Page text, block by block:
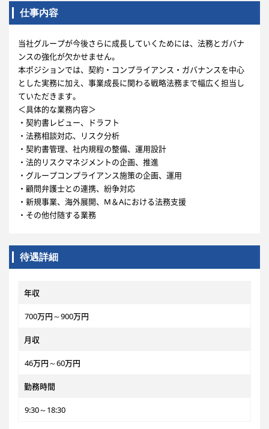
仕事内容
当社グループが今後さらに成長していくためには、法務とガバナ
ンスの強化が欠かせません。
本ポジションでは、契約・コンプライアンス・ガバナンスを中心
とした実務に加え、事業成長に関わる戦略法務まで幅広く担当し
ていただきます。
＜具体的な業務内容＞
・契約書レビュー、ドラフト
・法務相談対応、リスク分析
・契約書管理、社内規程の整備、運用設計
・法的リスクマネジメントの企画、推進
・グループコンプライアンス施策の企画、運用
・顧問弁護士との連携、紛争対応
・新規事業、海外展開、M＆Aにおける法務支援
・その他付随する業務
待遇詳細
年収
700万円～900万円
月収
46万円～60万円
勤務時間
9:30～18:30